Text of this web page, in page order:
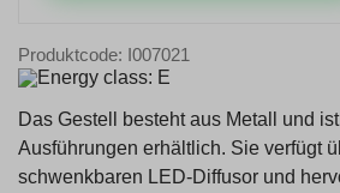
Produktcode: I007021
Das Gestell besteht aus Metall und
Ausführungen erhältlich. Sie verfügt
schwenkbaren LED-Diffusor und